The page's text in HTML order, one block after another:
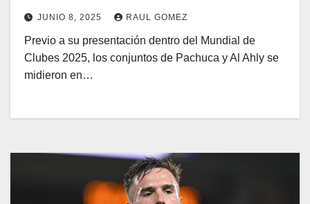
JUNIO 8, 2025 RAUL GOMEZ
Previo a su presentación dentro del Mundial de
Clubes 2025, los conjuntos de Pachuca y Al Ahly se
midieron en…